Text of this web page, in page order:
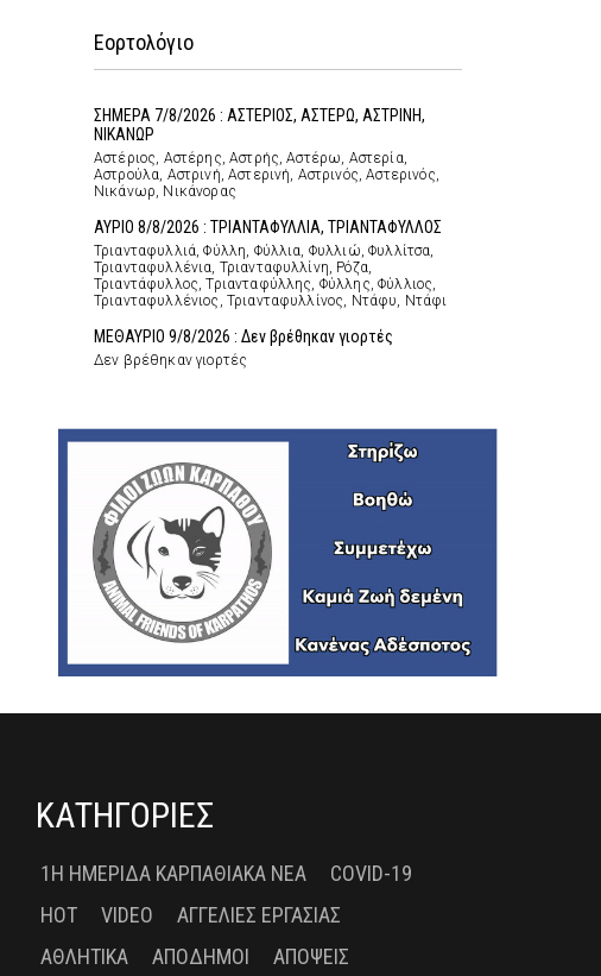
Εορτολόγιο
ΣΗΜΕΡΑ 7/8/2026 : ΑΣΤΕΡΙΟΣ, ΑΣΤΕΡΩ, ΑΣΤΡΙΝΗ,
ΝΙΚΑΝΩΡ
Αστέριος, Αστέρης, Αστρής, Αστέρω, Αστερία,
Αστρούλα, Αστρινή, Αστερινή, Αστρινός, Αστερινός,
Νικάνωρ, Νικάνορας
ΑΥΡΙΟ 8/8/2026 : ΤΡΙΑΝΤΑΦΥΛΛΙΑ, ΤΡΙΑΝΤΑΦΥΛΛΟΣ
Τριανταφυλλιά, Φύλλη, Φύλλια, Φυλλιώ, Φυλλίτσα,
Τριανταφυλλένια, Τριανταφυλλίνη, Ρόζα,
Τριαντάφυλλος, Τριανταφύλλης, Φύλλης, Φύλλιος,
Τριανταφυλλένιος, Τριανταφυλλίνος, Ντάφυ, Ντάφι
ΜΕΘΑΥΡΙΟ 9/8/2026 : Δεν βρέθηκαν γιορτές
Δεν βρέθηκαν γιορτές
ΚΑΤΗΓΟΡΙΕΣ
1Η ΗΜΕΡΊΔΑ ΚΑΡΠΑΘΙΑΚΆ ΝΈΑ
COVID-19
HOT
VIDEO
ΑΓΓΕΛΊΕΣ ΕΡΓΑΣΊΑΣ
ΑΘΛΗΤΙΚΆ
ΑΠΌΔΗΜΟΙ ΑΠΌΨΕΙΣ